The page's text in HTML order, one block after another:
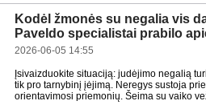
Kodėl žmonės su negalia vis
Paveldo specialistai prabilo
2026-06-05 14:55
Įsivaizduokite situaciją: judėjimo negalią
tik pro tarnybinį įėjimą. Neregys sustoja
orientavimosi priemonių. Šeima su vaiko